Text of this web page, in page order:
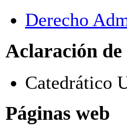
Derecho
Aclaración
Catedrático
Páginas web